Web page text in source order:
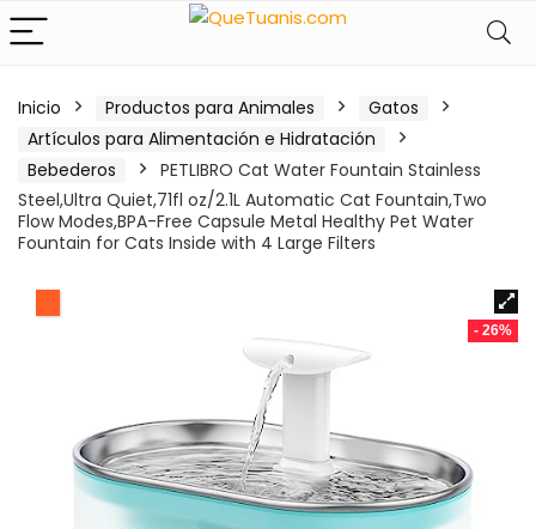
Inicio Productos para Animales
Gatos
Artículos para Alimentación e Hidratación
Bebederos
PETLIBRO Cat Water Fountain Stainless
Steel,Ultra Quiet,71fl oz/2.1L Automatic Cat Fountain,Two
Flow Modes,BPA-Free Capsule Metal Healthy Pet Water
Fountain for Cats Inside with 4 Large Filters
- 26%